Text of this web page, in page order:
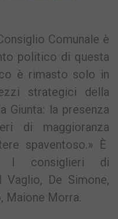
Comunale è
politico di questa
è rimasto solo in
strategici della
Giunta: la presenza
di maggioranza
spaventoso.» È
I consiglieri di
De Simone,
Maione Morra.